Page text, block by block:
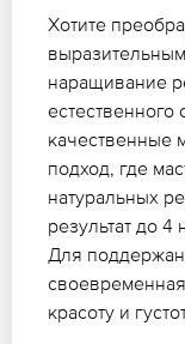
Хотите
наращивание
качественные
подход, где
натуральных
результат до
Для
красоту и